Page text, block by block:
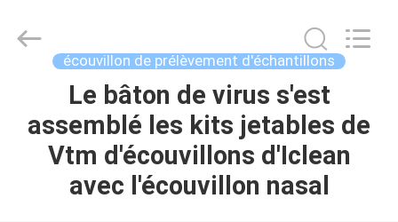
MAISON
PRODUITS
Technology
écouvillon de prélèvement d'échantillons
Le bâton de virus s'est
assemblé les kits jetables de
Vtm d'écouvillons d'Iclean
avec l'écouvillon nasal